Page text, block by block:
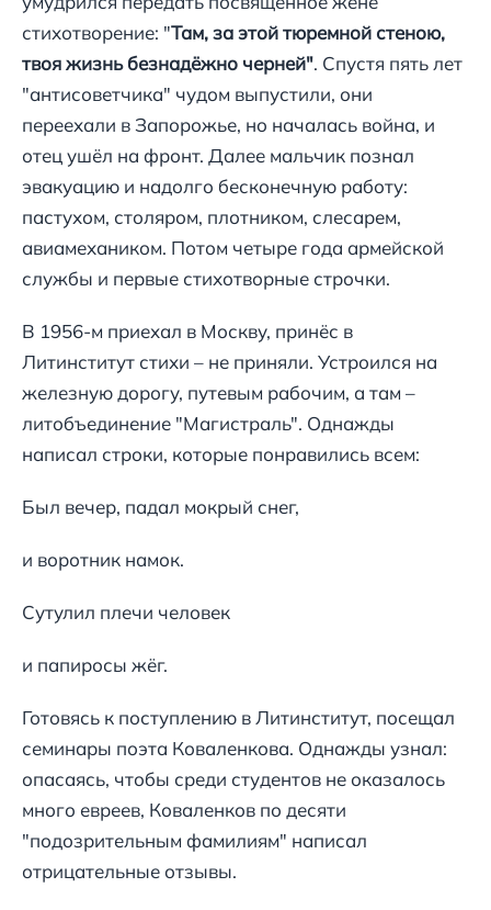
стихотворение: "Там, за этой тюремной стеною,
твоя жизнь безнадёжно черней". Спустя пять лет
"антисоветчика" чудом выпустили, они
переехали в Запорожье, но началась война, и
отец ушёл на фронт. Далее мальчик познал
эвакуацию и надолго бесконечную работу:
пастухом, столяром, плотником, слесарем,
авиамехаником. Потом четыре года армейской
службы и первые стихотворные строчки.
В 1956-м приехал в Москву, принёс в
Литинститут стихи – не приняли. Устроился на
железную дорогу, путевым рабочим, а там –
литобъединение "Магистраль". Однажды
написал строки, которые понравились всем:
Был вечер, падал мокрый снег,
и воротник намок.
Сутулил плечи человек
и папиросы жёг.
Готовясь к поступлению в Литинститут, посещал
семинары поэта Коваленкова. Однажды узнал:
опасаясь, чтобы среди студентов не оказалось
много евреев, Коваленков по десяти
"подозрительным фамилиям" написал
отрицательные отзывы.